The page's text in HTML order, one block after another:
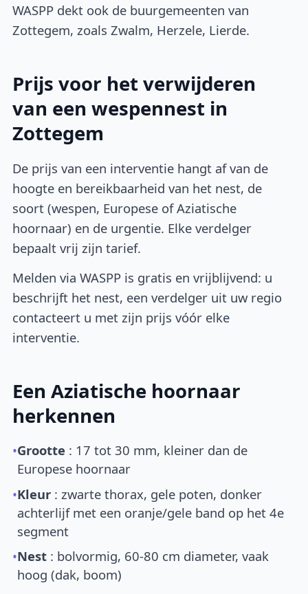
WASPP dekt ook de buurgemeenten van
Zottegem, zoals Zwalm, Herzele, Lierde.
Prijs voor het verwijderen
van een wespennest in
Zottegem
De prijs van een interventie hangt af van de
hoogte en bereikbaarheid van het nest, de
soort (wespen, Europese of Aziatische
hoornaar) en de urgentie. Elke verdelger
bepaalt vrij zijn tarief.
Melden via WASPP is gratis en vrijblijvend: u
beschrijft het nest, een verdelger uit uw regio
contacteert u met zijn prijs vóór elke
interventie.
Een Aziatische hoornaar
herkennen
•Grootte : 17 tot 30 mm, kleiner dan de
Europese hoornaar
•Kleur : zwarte thorax, gele poten, donker
achterlijf met een oranje/gele band op het 4e
segment
•Nest : bolvormig, 60-80 cm diameter, vaak
hoog (dak, boom)